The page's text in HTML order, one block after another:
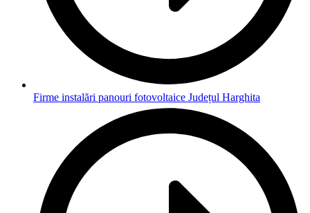
Firme instalări panouri fotovoltaice Județul Harghita